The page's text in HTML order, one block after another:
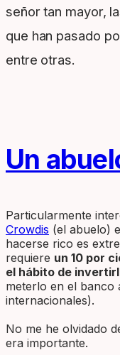
señor tan mayor,
que han pasado
entre otras.
Un
Particularmente
Crowdis (el abuelo)
hacerse rico es
requiere un 10 por
el hábito de
meterlo en el banco
internacionales).
No me he olvidado
era importante.